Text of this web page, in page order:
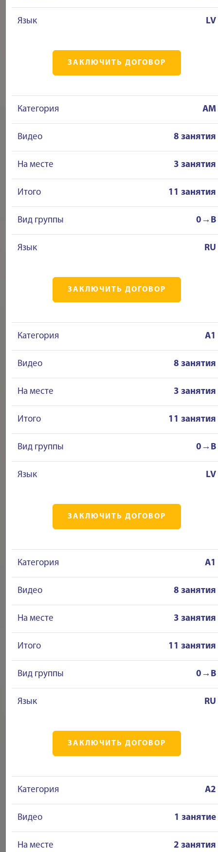
Язык LV
ЗАКЛЮЧИТЬ ДОГОВОР
Категория AM
Видео 8 занятия
На месте 3 занятия
Итого 11 занятия
Вид группы 0→B
Язык RU
ЗАКЛЮЧИТЬ ДОГОВОР
Категория A1
Видео 8 занятия
На месте 3 занятия
Итого 11 занятия
Вид группы 0→B
Язык LV
ЗАКЛЮЧИТЬ ДОГОВОР
Категория A1
Видео 8 занятия
На месте 3 занятия
Итого 11 занятия
Вид группы 0→B
Язык RU
ЗАКЛЮЧИТЬ ДОГОВОР
Категория A2
Видео 1 занятие
На месте 2 занятия